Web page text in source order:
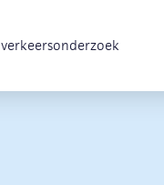
verkeersonderzoek